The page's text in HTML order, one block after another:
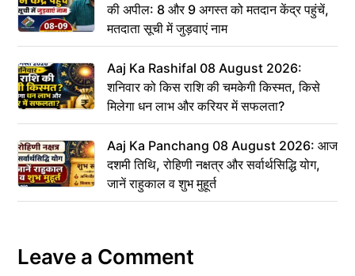
की अपील: 8 और 9 अगस्त को मतदान केंद्र पहुंचें,
मतदाता सूची में जुड़वाएं नाम
Aaj Ka Rashifal 08 August 2026:
शनिवार को किस राशि की चमकेगी किस्मत, किसे
मिलेगा धन लाभ और करियर में सफलता?
Aaj Ka Panchang 08 August 2026: आज
दशमी तिथि, रोहिणी नक्षत्र और सर्वार्थसिद्धि योग,
जानें राहुकाल व शुभ मुहूर्त
Leave a Comment